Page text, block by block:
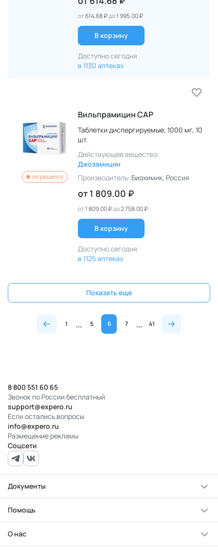
от614.68 ₽до1 995.00 ₽
В корзину
Доступно сегодня
в 1130 аптеках
по рецепту
Вильпрамицин САР
Таблетки диспергируемые, 1000 мг, 10
шт.
Действующее вещество:
Джозамицин
Производитель: Биохимик, Россия
от 1 809.00 ₽
от1 809.00 ₽до2 758.00 ₽
В корзину
Доступно сегодня
в 1125 аптеках
Показать еще
1 5 6 7 41
8 800 551 60 65
Звонок по России бесплатный
support@expero.ru
Если остались вопросы
info@expero.ru
Размещение рекламы
Соцсети
Документы
Помощь
О нас